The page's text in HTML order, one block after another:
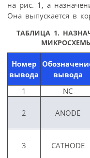
на рис. 1, а
Она выпускается в
ТАБЛИЦА 1.
МИКРОСХЕМЫ
Номер
вывода
вывода
1
NC
2 ANODE
3 CATHODE